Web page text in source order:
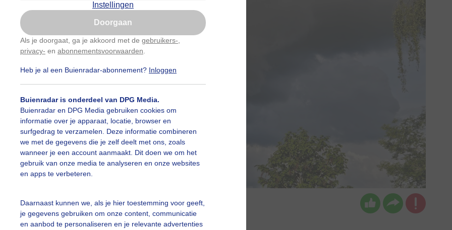
Instellingen
Doorgaan
Als je doorgaat, ga je akkoord met de gebruikers-
privacy- en abonnementsvoorwaarden
Heb je al een Buienradar-abonnement? Inloggen
Buienradar is onderdeel van DPG Media.
Buienradar en DPG Media gebruiken cookies om
informatie over je apparaat, locatie, browser en
surfgedrag te verzamelen. Deze informatie combineren
we met de gegevens die je zelf deelt met ons, zoals
wanneer je een account aanmaakt. Dit doen we om het
gebruik van onze media te analyseren en onze websites
en apps te verbeteren.
Daarnaast kunnen we, als je hier toestemming voor geeft,
je gegevens gebruiken om onze content, communicatie
en aanbod te personaliseren en je relevante advertenties
Nely V Frankenhuijzen Gemaakt: 10-06-2026, 43x bekeken
Is goed, toon de popup
Nu niet, misschien later
Gebruik je Safari en wil je niet elke dag deze pop-up
Klikhierom dit aan te passen